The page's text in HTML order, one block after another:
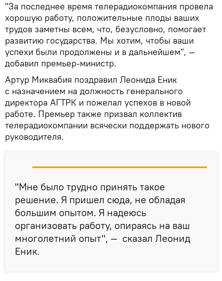
"За последнее время телерадиокомпания провела
хорошую работу, положительные плоды ваших
трудов заметны всем, что, безусловно, помогает
развитию государства. Мы хотим, чтобы ваши
успехи были продолжены и в дальнейшем", —
добавил премьер-министр.
Артур Миквабия поздравил Леонида Еник
с назначением на должность генерального
директора АГТРК и пожелал успехов в новой
работе. Премьер также призвал коллектив
телерадиокомпании всячески поддержать нового
руководителя.
"Мне было трудно принять такое
решение. Я пришел сюда, не обладая
большим опытом. Я надеюсь
организовать работу, опираясь на ваш
многолетний опыт", — сказал Леонид
Еник.